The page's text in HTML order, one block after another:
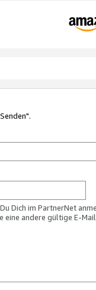
Dich im PartnerNet
eine andere gültige E-